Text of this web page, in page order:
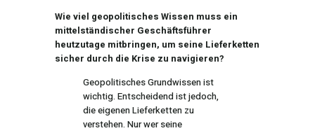
Wie viel geopolitisches Wissen muss ein
mittelständischer Geschäftsführer
heutzutage mitbringen, um seine Lieferketten
sicher durch die Krise zu navigieren?
Geopolitisches Grundwissen ist
wichtig. Entscheidend ist jedoch,
die eigenen Lieferketten zu
verstehen. Nur wer seine